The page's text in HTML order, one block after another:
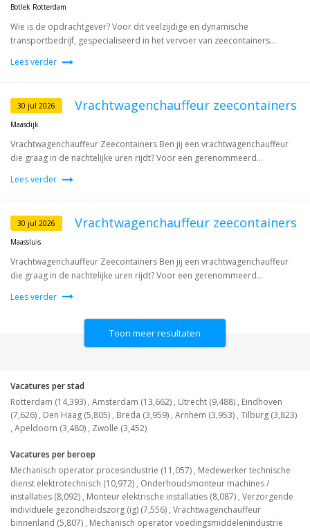
Botlek Rotterdam
Wie is de opdrachtgever? Voor dit veelzijdige en dynamische
transportbedrijf, gespecialiseerd in het vervoer van zeecontainers...
Lees verder
30 jul 2026 Vrachtwagenchauffeur zeecontainers
Maasdijk
Vrachtwagenchauffeur Zeecontainers Ben jij een vrachtwagenchauffeur
die graag in de nachtelijke uren rijdt? Voor een gerenommeerd...
Lees verder
30 jul 2026 Vrachtwagenchauffeur zeecontainers
Maassluis
Vrachtwagenchauffeur Zeecontainers Ben jij een vrachtwagenchauffeur
die graag in de nachtelijke uren rijdt? Voor een gerenommeerd...
Lees verder
Toon meer resultaten
Vacatures per stad
Rotterdam (14,393), Amsterdam (13,662), Utrecht (9,488), Eindhoven
(7,626), Den Haag (5,805), Breda (3,959), Arnhem (3,953), Tilburg (3,823)
, Apeldoorn (3,480), Zwolle (3,452)
Vacatures per beroep
Mechanisch operator procesindustrie (11,057), Medewerker technische
dienst elektrotechnisch (10,972), Onderhoudsmonteur machines /
installaties (8,092), Monteur elektrische installaties (8,087), Verzorgende
individuele gezondheidszorg (ig) (7,556), Vrachtwagenchauffeur
binnenland (5,807), Mechanisch operator voedingsmiddelenindustrie